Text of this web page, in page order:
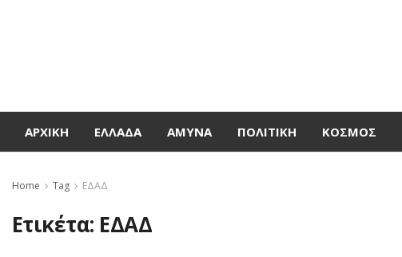
ΑΡΧΙΚΉ ΕΛΛΆΔΑ ΆΜΥΝΑ ΠΟΛΙΤΙΚΉ ΚΌΣΜΟΣ
Home Tag ΕΔΑΔ
Ετικέτα: ΕΔΑΔ